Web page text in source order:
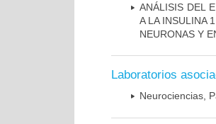
ANÁLISIS DEL
A LA INSULINA
NEURONAS Y
Laboratorios
Neurociencias,